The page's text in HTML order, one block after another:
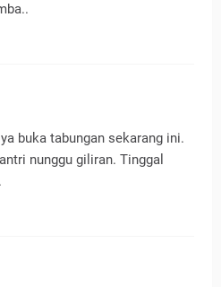
buka tabungan sekarang ini.
nunggu giliran. Tinggal